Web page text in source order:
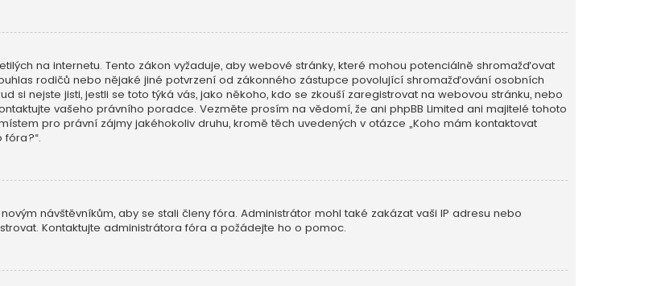
na internetu. Tento zákon vyžaduje, aby webové stránky, které mohou potenciálně shromažďovat
rodičů nebo nějaké jiné potvrzení od zákonného zástupce povolující shromažďování osobních
si nejste jisti, jestli se toto týká vás, jako někoho, kdo se zkouší zaregistrovat na webovou stránku, nebo
vašeho právního poradce. Vezměte prosím na vědomí, že ani phpBB Limited ani majitelé tohoto
pro právní zájmy jakéhokoliv druhu, kromě těch uvedených v otázce „Koho mám kontaktovat
návštěvníkům, aby se stali členy fóra. Administrátor mohl také zakázat vaši IP adresu nebo
Kontaktujte administrátora fóra a požádejte ho o pomoc.